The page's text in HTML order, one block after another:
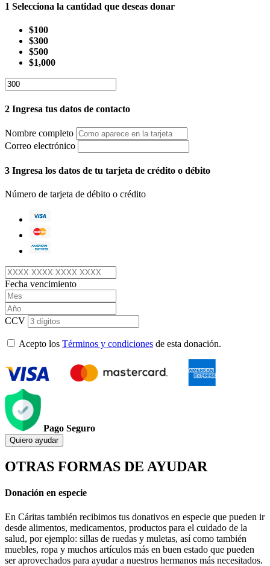
1 Selecciona la cantidad que deseas donar
$100
$300
$500
$1,000
2 Ingresa tus datos de contacto
Nombre completo
Correo electrónico
3 Ingresa los datos de tu tarjeta de crédito o débito
Número de tarjeta de débito o crédito
Fecha vencimiento
CCV
Acepto los Términos y condiciones de esta donación.
Pago Seguro
Quiero ayudar
OTRAS FORMAS DE AYUDAR
Donación en especie
En Cáritas también recibimos tus donativos en especie que pueden ir
desde alimentos, medicamentos, productos para el cuidado de la
salud, por ejemplo: sillas de ruedas y muletas, así como también
muebles, ropa y muchos artículos más en buen estado que pueden
ser aprovechados para ayudar a nuestros hermanos más necesitados.